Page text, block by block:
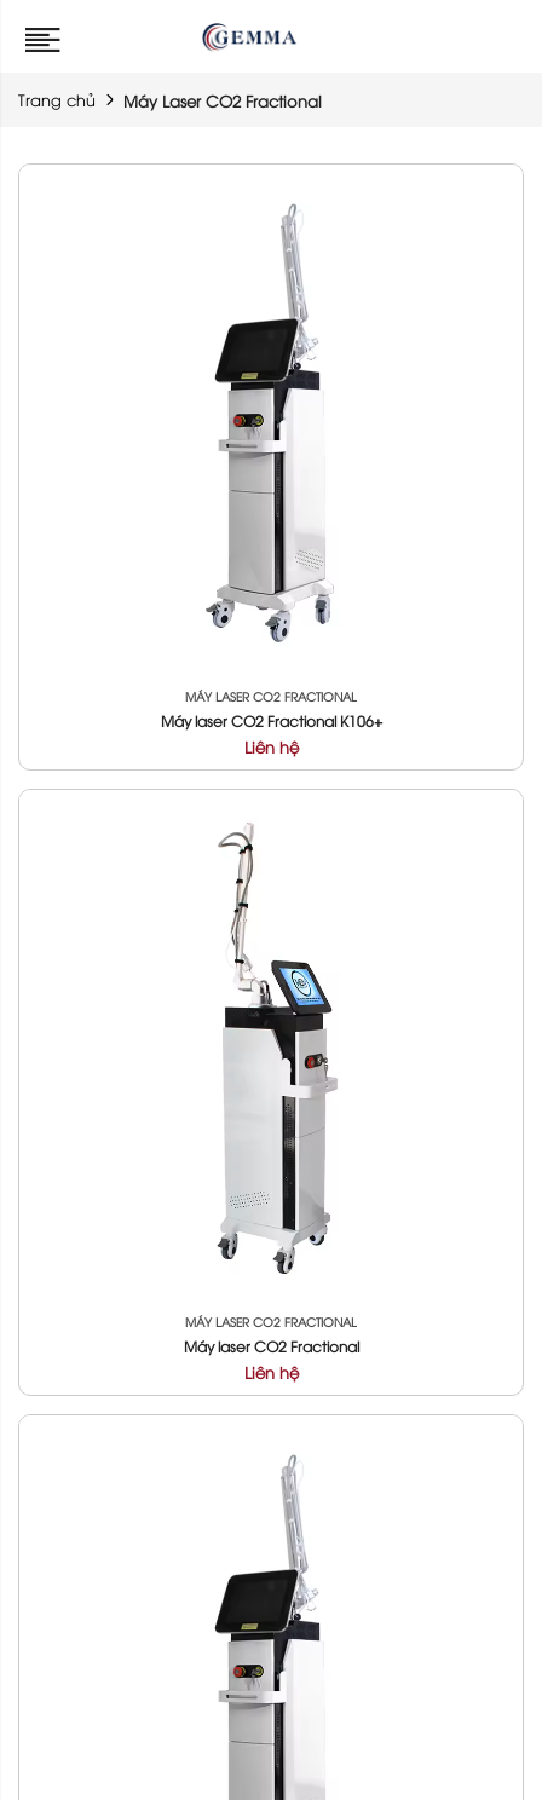
Trang chủ Máy Laser CO2 Fractional
MÁY LASER CO2 FRACTIONAL
Máy laser CO2 Fractional K106+
Liên hệ
MÁY LASER CO2 FRACTIONAL
Máy laser CO2 Fractional
Liên hệ